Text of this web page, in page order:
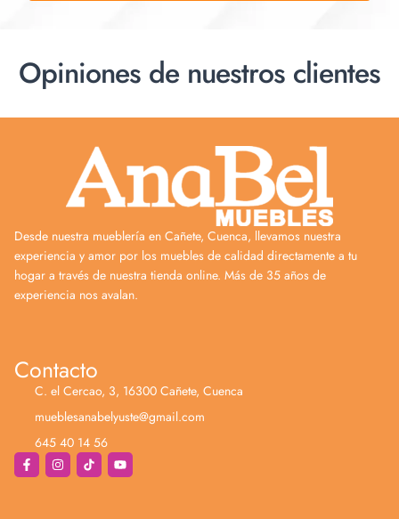
Opiniones de nuestros clientes
Desde nuestra mueblería en Cañete, Cuenca, llevamos nuestra
experiencia y amor por los muebles de calidad directamente a tu
hogar a través de nuestra tienda online. Más de 35 años de
experiencia nos avalan.
Contacto
C. el Cercao, 3, 16300 Cañete, Cuenca
mueblesanabelyuste@gmail.com
645 40 14 56